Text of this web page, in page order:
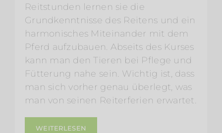
Reitstunden lernen sie die
Grundkenntnisse des Reitens und ein
harmonisches Miteinander mit dem
Pferd aufzubauen. Abseits des Kurses
kann man den Tieren bei Pflege und
Fütterung nahe sein. Wichtig ist, dass
man sich vorher genau überlegt, was
man von seinen Reiterferien erwartet.
WEITERLESEN